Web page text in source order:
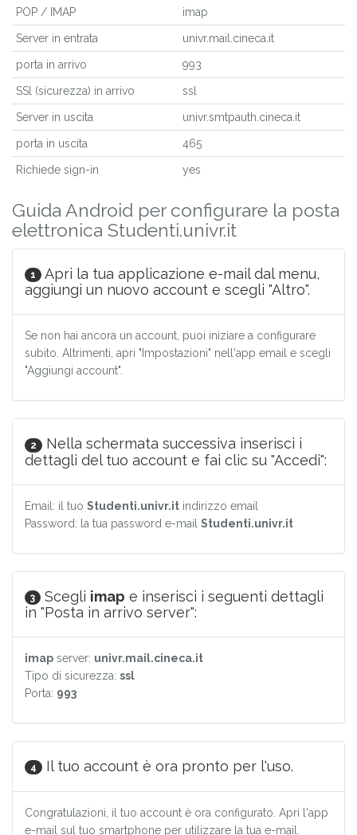
POP / IMAP imap
Server in entrata univr.mail.cineca.it
porta in arrivo 993
SSl (sicurezza) in arrivo ssl
Server in uscita univr.smtpauth.cineca.it
porta in uscita 465
Richiede sign-in yes
Guida Android per configurare la posta
elettronica Studenti.univr.it
1
Apri la tua applicazione e-mail dal menu,
aggiungi un nuovo account e scegli "Altro".
Se non hai ancora un account, puoi iniziare a configurare
subito. Altrimenti, apri "Impostazioni" nell'app email e scegli
"Aggiungi account".
2
Nella schermata successiva inserisci i
dettagli del tuo account e fai clic su "Accedi":
Email: il tuo Studenti.univr.it indirizzo email
Password: la tua password e-mail Studenti.univr.it
3 Scegli imap e inserisci i seguenti dettagli
in "Posta in arrivo server":
imap server: univr.mail.cineca.it
Tipo di sicurezza: ssl
Porta: 993
4 Il tuo account è ora pronto per l'uso.
Congratulazioni, il tuo account è ora configurato. Apri l'app
e-mail sul tuo smartphone per utilizzare la tua e-mail.